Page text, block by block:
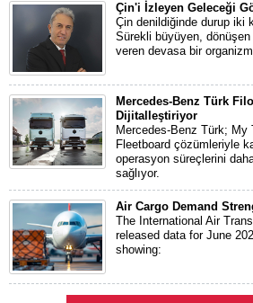
Çin'i İzleyen Geleceği
Çin denildiğinde durup iki
Sürekli büyüyen,
veren devasa bir
Mercedes-Benz Türk
Dijitalleştiriyor
Mercedes-Benz Türk;
Fleetboard çözümleriyle
operasyon süreçlerini
sağlıyor.
Air Cargo Demand
The International Air
released data for June
showing: